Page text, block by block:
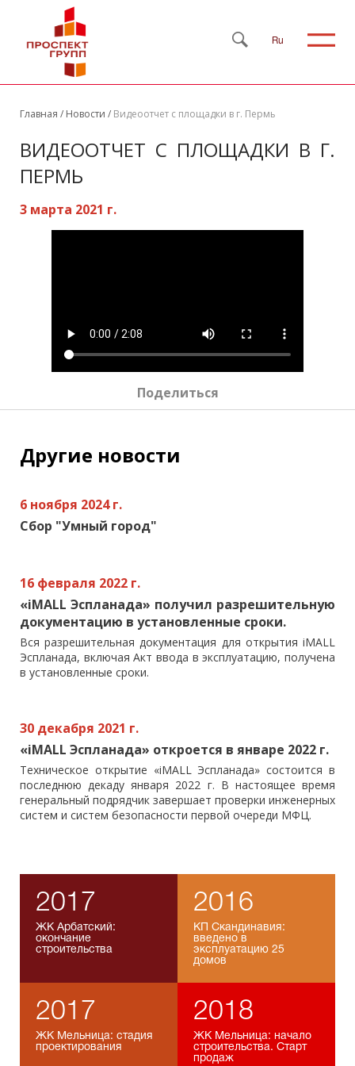
Ru
Главная / Новости / Видеоотчет с площадки в г. Пермь
ВИДЕООТЧЕТ С ПЛОЩАДКИ В Г.
ПЕРМЬ
3 марта 2021 г.
Поделиться
Другие новости
6 ноября 2024 г.
Сбор "Умный город"
16 февраля 2022 г.
«iMALL Эспланада» получил разрешительную
документацию в установленные сроки.
Вся разрешительная документация для открытия iMALL
Эспланада, включая Акт ввода в эксплуатацию, получена
в установленные сроки.
30 декабря 2021 г.
«iMALL Эспланада» откроется в январе 2022 г.
Техническое открытие «iMALL Эспланада» состоится в
последнюю декаду января 2022 г. В настоящее время
генеральный подрядчик завершает проверки инженерных
систем и систем безопасности первой очереди МФЦ.
2017
ЖК Арбатский:
окончание
строительства
2016
КП Скандинавия:
введено в
эксплуатацию 25
домов
2017
ЖК Мельница: стадия
проектирования
2018
ЖК Мельница: начало
строительства. Старт
продаж